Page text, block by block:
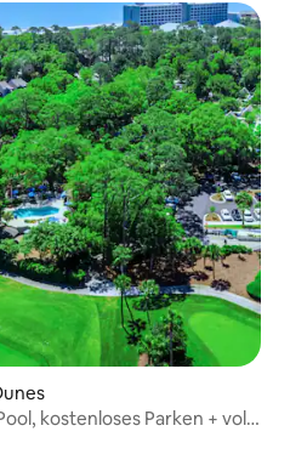
kostenloses Parken + voll